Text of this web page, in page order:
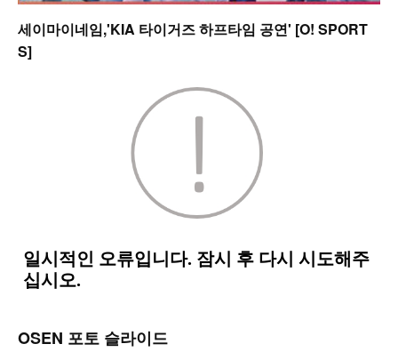
세이마이네임,'KIA 타이거즈 하프타임 공연' [O! SPORT
S]
OSEN 포토 슬라이드